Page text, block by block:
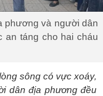
phương và người dân
an táng cho hai cháu
sông có vực xoáy,
dân địa phương đều